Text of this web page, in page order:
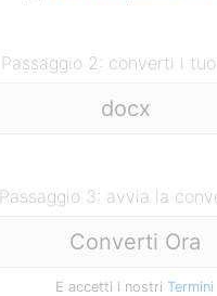
Passaggio 2: converti i
Passaggio 3: avvia la
Converti Ora
E accetti i nostri Termini